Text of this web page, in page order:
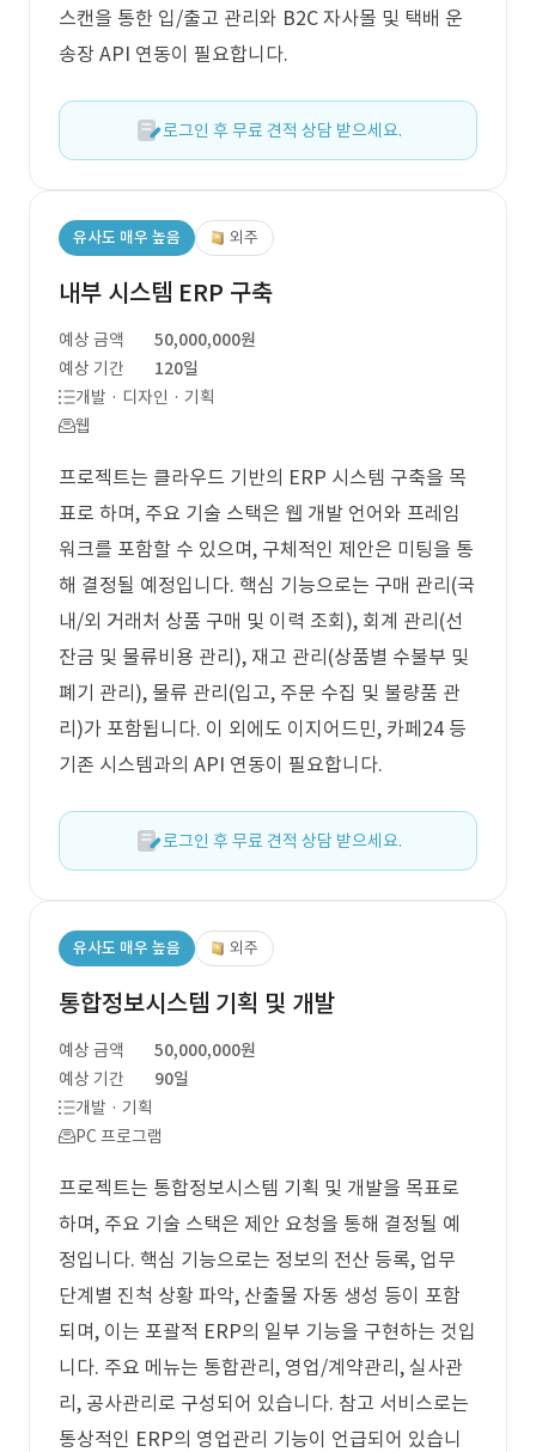
스캔을 통한 입/출고 관리와 B2C 자사몰 및 택배 운
송장 API 연동이 필요합니다.
로그인 후 무료 견적 상담 받으세요.
유사도 매우 높음 외주
내부 시스템 ERP 구축
예상 금액
50,000,000원
예상 기간
120일
개발 · 디자인 · 기획
웹
프로젝트는 클라우드 기반의 ERP 시스템 구축을 목
표로 하며, 주요 기술 스택은 웹 개발 언어와 프레임
워크를 포함할 수 있으며, 구체적인 제안은 미팅을 통
해 결정될 예정입니다. 핵심 기능으로는 구매 관리(국
내/외 거래처 상품 구매 및 이력 조회), 회계 관리(선
잔금 및 물류비용 관리), 재고 관리(상품별 수불부 및
폐기 관리), 물류 관리(입고, 주문 수집 및 불량품 관
리)가 포함됩니다. 이 외에도 이지어드민, 카페24 등
기존 시스템과의 API 연동이 필요합니다.
로그인 후 무료 견적 상담 받으세요.
유사도 매우 높음 외주
통합정보시스템 기획 및 개발
예상 금액
50,000,000원
예상 기간
90일
개발 · 기획
PC 프로그램
프로젝트는 통합정보시스템 기획 및 개발을 목표로
하며, 주요 기술 스택은 제안 요청을 통해 결정될 예
정입니다. 핵심 기능으로는 정보의 전산 등록, 업무
단계별 진척 상황 파악, 산출물 자동 생성 등이 포함
되며, 이는 포괄적 ERP의 일부 기능을 구현하는 것입
니다. 주요 메뉴는 통합관리, 영업/계약관리, 실사관
리, 공사관리로 구성되어 있습니다. 참고 서비스로는
통상적인 ERP의 영업관리 기능이 언급되어 있습니